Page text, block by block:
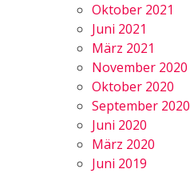
Oktober 2021
Juni 2021
März 2021
November 2020
Oktober 2020
September 2020
Juni 2020
März 2020
Juni 2019